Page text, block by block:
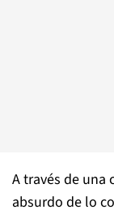
A través de una
absurdo de lo